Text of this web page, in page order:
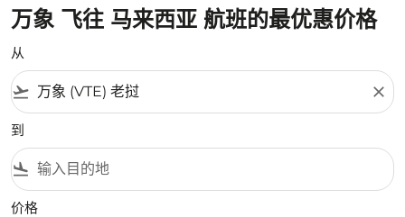
万象 飞往 马来西亚 航班的最优惠价格
从
flight_takeoff close
到
flight_land
价格